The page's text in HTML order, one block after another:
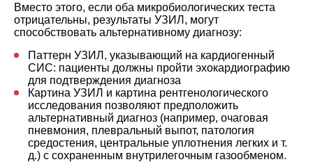
Вместо этого, если оба микробиологических теста
отрицательны, результаты УЗИЛ, могут
способствовать альтернативному диагнозу:
Паттерн УЗИЛ, указывающий на кардиогенный
СИС: пациенты должны пройти эхокардиографию
для подтверждения диагноза
Картина УЗИЛ и картина рентгенологического
исследования позволяют предположить
альтернативный диагноз (например, очаговая
пневмония, плевральный выпот, патология
средостения, центральные уплотнения легких и т.
д.) с сохраненным внутрилегочным газообменом.